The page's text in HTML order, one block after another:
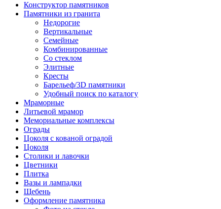
Конструктор памятников
Памятники из гранита
Недорогие
Вертикальные
Семейные
Комбинированные
Со стеклом
Элитные
Кресты
Барельеф/3D памятники
Удобный поиск по каталогу
Мраморные
Литьевой мрамор
Мемориальные комплексы
Ограды
Цоколя с кованой оградой
Цоколя
Столики и лавочки
Цветники
Плитка
Вазы и лампадки
Щебень
Оформление памятника